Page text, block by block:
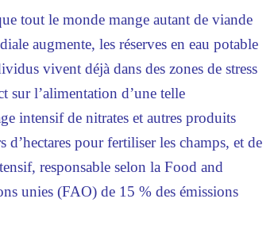
tout le monde mange autant de viande
augmente, les réserves en eau potable
vivent déjà dans des zones de stress
sur l’alimentation d’une telle
intensif de nitrates et autres produits
pour fertiliser les champs, et de
responsable selon la Food and
unies (FAO) de 15 % des émissions